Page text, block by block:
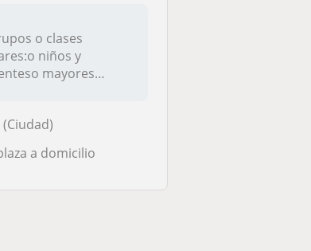
o clases
niños y
mayores
a domicilio